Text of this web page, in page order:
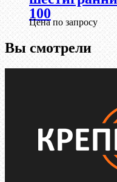
100
Цена по запросу
Вы смотрели